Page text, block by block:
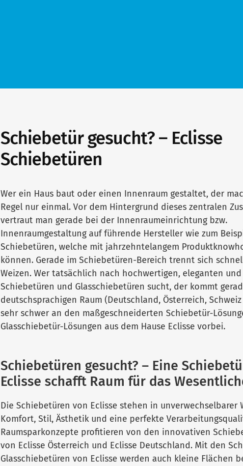
Schiebetür gesucht? – Eclisse
Schiebetüren
Wer ein Haus baut oder einen Innenraum gestaltet, der
Regel nur einmal. Vor dem Hintergrund dieses zentralen
vertraut man gerade bei der Innenraumeinrichtung bzw.
Innenraumgestaltung auf führende Hersteller wie zum
Schiebetüren, welche mit jahrzehntelangem
können. Gerade im Schiebetüren-Bereich trennt sich
Weizen. Wer tatsächlich nach hochwertigen, eleganten
Schiebetüren und Glasschiebetüren sucht, der kommt
deutschsprachigen Raum (Deutschland, Österreich,
sehr schwer an den maßgeschneiderten Schiebetür-
Glasschiebetür-Lösungen aus dem Hause Eclisse vorbei.
Schiebetüren gesucht? – Eine
Eclisse schafft Raum für das
Die Schiebetüren von Eclisse stehen in unverwechselbarer
Komfort, Stil, Ästhetik und eine perfekte
Raumsparkonzepte profitieren von den innovativen
von Eclisse Österreich und Eclisse Deutschland. Mit den
Glasschiebetüren von Eclisse werden auch kleine Flächen